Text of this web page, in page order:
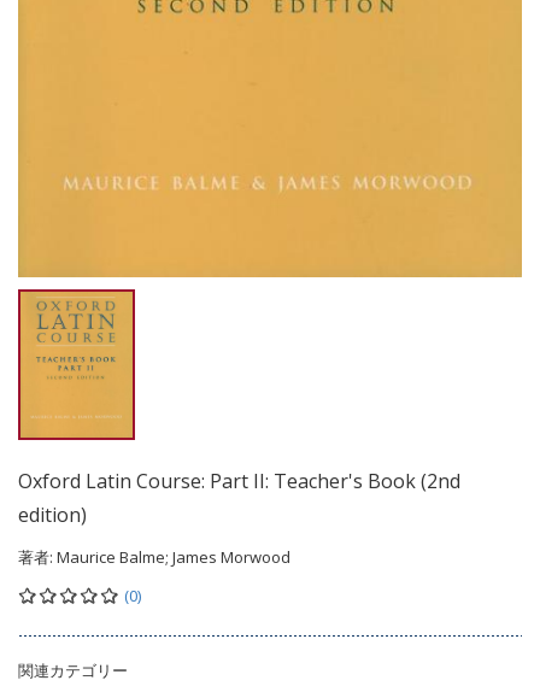
Oxford Latin Course: Part II: Teacher's Book (2nd
edition)
著者: Maurice Balme; James Morwood
(0)
関連カテゴリー